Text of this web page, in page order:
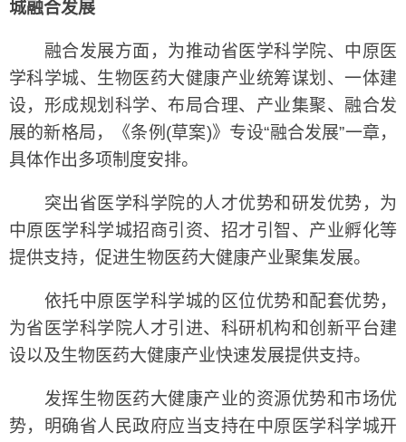
城融合发展
融合发展方面，为推动省医学科学院、中原医
学科学城、生物医药大健康产业统筹谋划、一体建
设，形成规划科学、布局合理、产业集聚、融合发
展的新格局，《条例(草案)》专设“融合发展”一章，
具体作出多项制度安排。
突出省医学科学院的人才优势和研发优势，为
中原医学科学城招商引资、招才引智、产业孵化等
提供支持，促进生物医药大健康产业聚集发展。
依托中原医学科学城的区位优势和配套优势，
为省医学科学院人才引进、科研机构和创新平台建
设以及生物医药大健康产业快速发展提供支持。
发挥生物医药大健康产业的资源优势和市场优
势，明确省人民政府应当支持在中原医学科学城开